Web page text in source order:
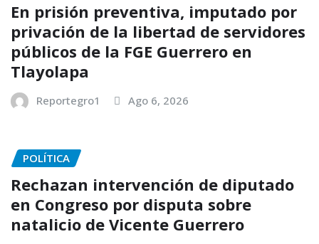
En prisión preventiva, imputado por
privación de la libertad de servidores
públicos de la FGE Guerrero en
Tlayolapa
Reportegro1 Ago 6, 2026
POLÍTICA
Rechazan intervención de diputado
en Congreso por disputa sobre
natalicio de Vicente Guerrero